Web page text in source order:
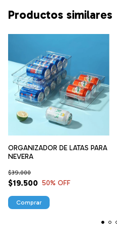
Productos similares
ORGANIZADOR DE LATAS PARA
NEVERA
$19.500
$39.000
50% OFF